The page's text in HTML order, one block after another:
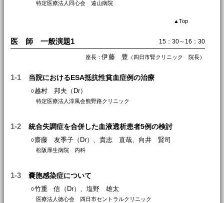
特定医療法人同心会 遠山病院
▲Top
医 師 一般演題1 15：30～16：30
座長：伊藤 豊 （四日市腎クリニック 院長）
1-1 当院におけるESA抵抗性貧血症例の治療
○越村 邦夫（Dr）
特定医療法人淳風会熊野路クリニック
1-2 統合失調症を合併した血液透析患者5例の検討
○齋藤 友季子（Dr）、貴志 直哉、向井 賢司
松阪厚生病院 内科
1-3 嚢胞感染症について
○竹重 信（Dr）、塩野 雄太
医療法人徳心会 四日市セントラルクリニック